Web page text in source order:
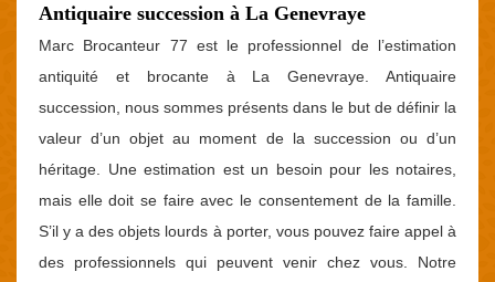
Antiquaire succession à La Genevraye
Marc Brocanteur 77 est le professionnel de l’estimation
antiquité et brocante à La Genevraye. Antiquaire
succession, nous sommes présents dans le but de définir la
valeur d’un objet au moment de la succession ou d’un
héritage. Une estimation est un besoin pour les notaires,
mais elle doit se faire avec le consentement de la famille.
S’il y a des objets lourds à porter, vous pouvez faire appel à
des professionnels qui peuvent venir chez vous. Notre